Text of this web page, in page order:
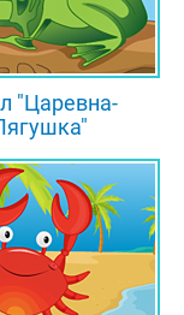
"Царевна-